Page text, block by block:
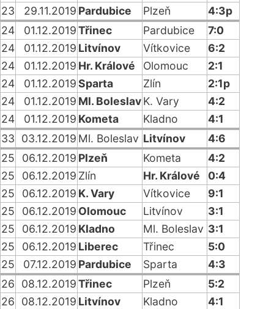
23
29.11.2019 Pardubice Plzeň
4:3p
24
01.12.2019Třinec Pardubice
7:0
24
01.12.2019 Litvínov Vítkovice
6:2
24
01.12.2019 Hr. Králové Olomouc
2:1
24
01.12.2019Sparta Zlín
2:1p
24
01.12.2019 Ml. BoleslavK. Vary
4:2
24
01.12.2019 Kometa Kladno
4:1
33
03.12.2019 Ml. Boleslav Litvínov
4:6
25
06.12.2019 Plzeň Kometa
4:2
25
06.12.2019 Zlín Hr. Králové
0:4
25
06.12.2019 K. Vary Vítkovice
9:1
25
06.12.2019 Olomouc Litvínov
3:1
25
06.12.2019 Kladno Ml. Boleslav 3:1
25
06.12.2019 Liberec Třinec
5:0
25
07.12.2019 Pardubice Sparta
4:3
26
08.12.2019Třinec Plzeň
5:2
26
08.12.2019 Litvínov Kladno
4:1